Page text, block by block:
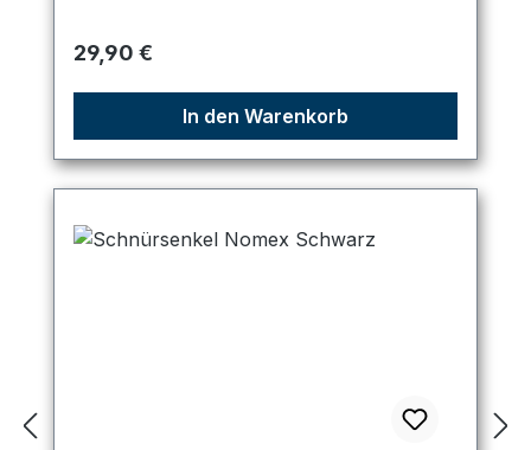
Regulärer Preis:
29,90 €
In den Warenkorb